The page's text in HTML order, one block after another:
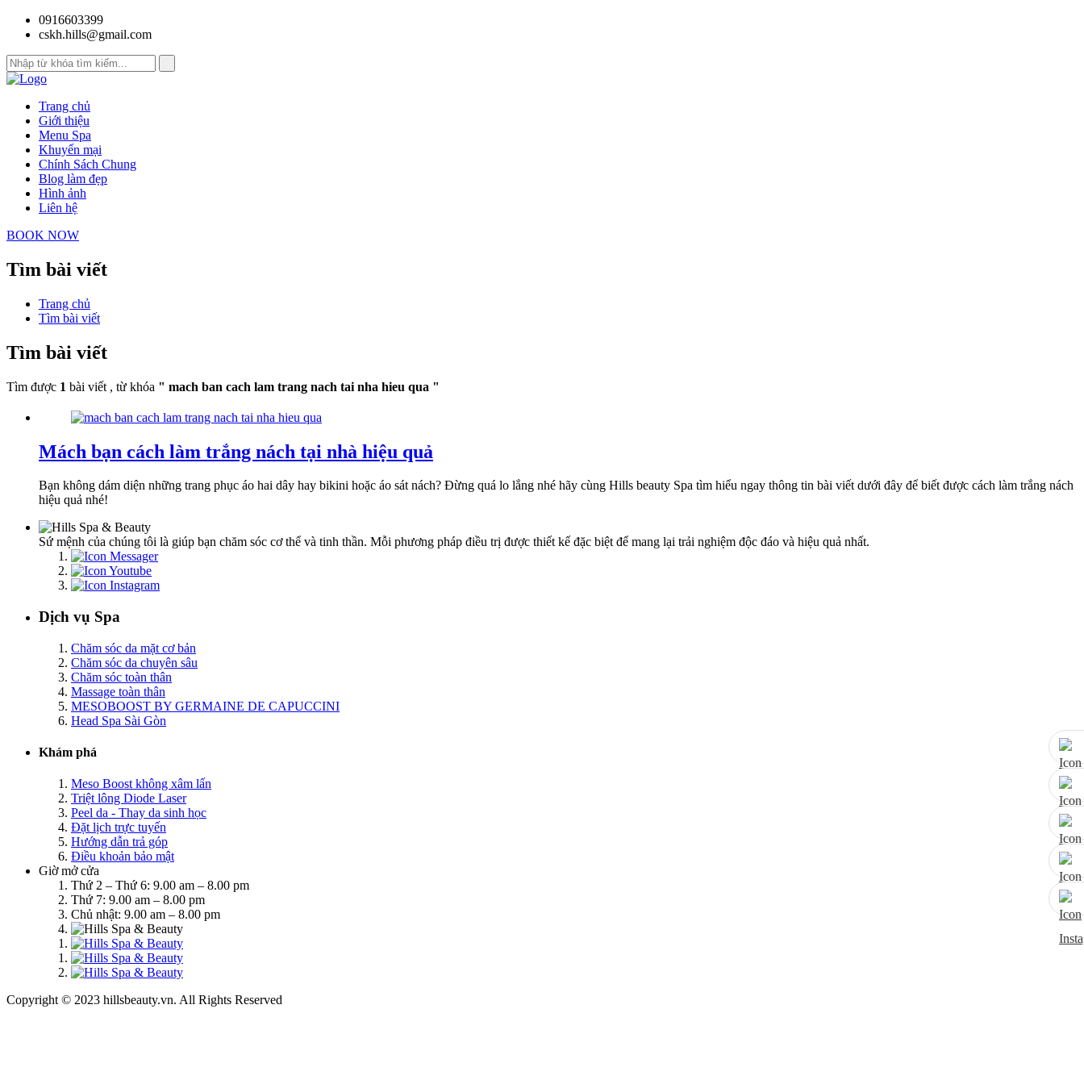
0916603399
cskh.hills@gmail.com
Trang chủ
Giới thiệu
Menu Spa
Khuyến mại
Chính Sách Chung
Blog làm đẹp
Hình ảnh
Liên hệ
BOOK NOW
Tìm bài viết
Trang chủ
Tìm bài viết
Tìm bài viết
Tìm được 1 bài viết , từ khóa " mach ban cach lam trang nach tai nha hieu qua "
Mách bạn cách làm trắng nách tại nhà hiệu quả
Bạn không dám diện những trang phục áo hai dây hay bikini hoặc áo sát nách? Đừng quá lo lắng nhé hãy cùng Hills beauty Spa tìm hiểu ngay thông tin bài viết dưới đây để biết được cách làm trắng nách
hiệu quả nhé!
Sứ mệnh của chúng tôi là giúp bạn chăm sóc cơ thể và tinh thần. Mỗi phương pháp điều trị được thiết kế đặc biệt để mang lại trải nghiệm độc đáo và hiệu quả nhất.
Dịch vụ Spa
Chăm sóc da mặt cơ bản
Chăm sóc da chuyên sâu
Chăm sóc toàn thân
Massage toàn thân
MESOBOOST BY GERMAINE DE CAPUCCINI
Head Spa Sài Gòn
Khám phá
Meso Boost không xâm lấn
Triệt lông Diode Laser
Peel da - Thay da sinh học
Đặt lịch trực tuyến
Hướng dẫn trả góp
Điều khoản bảo mật
Giờ mở cửa
Thứ 2 – Thứ 6: 9.00 am – 8.00 pm
Thứ 7: 9.00 am – 8.00 pm
Chủ nhật: 9.00 am – 8.00 pm
Copyright © 2023 hillsbeauty.vn. All Rights Reserved